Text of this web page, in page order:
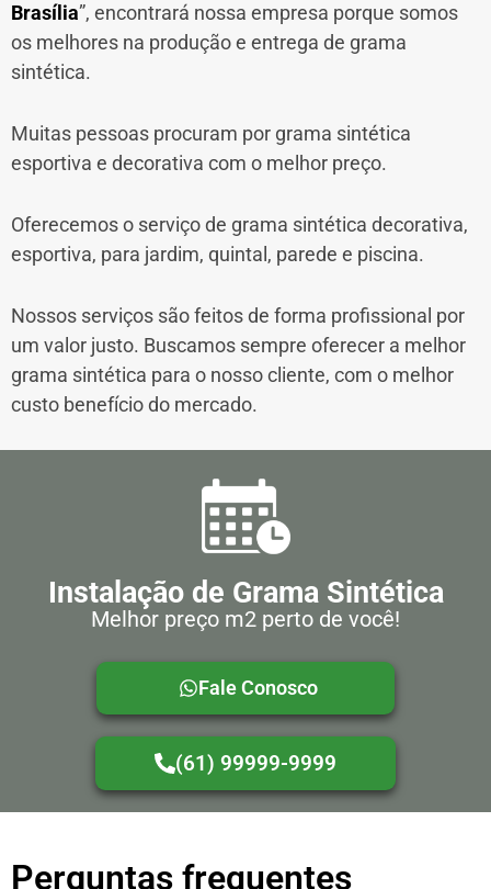
Brasília”, encontrará nossa empresa porque somos
os melhores na produção e entrega de grama
sintética.
Muitas pessoas procuram por grama sintética
esportiva e decorativa com o melhor preço.
Oferecemos o serviço de grama sintética decorativa,
esportiva, para jardim, quintal, parede e piscina.
Nossos serviços são feitos de forma profissional por
um valor justo. Buscamos sempre oferecer a melhor
grama sintética para o nosso cliente, com o melhor
custo benefício do mercado.
Instalação de Grama Sintética
Melhor preço m2 perto de você!
Fale Conosco
(61) 99999-9999
Perguntas frequentes